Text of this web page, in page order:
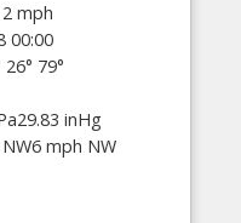
2 mph
00:00
26° 79°
29.83 inHg
6 mph NW